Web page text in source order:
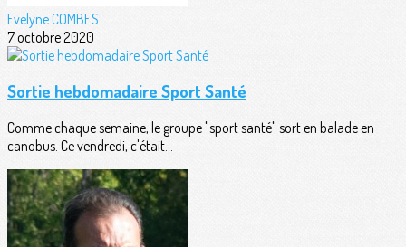
Evelyne COMBES
7 octobre 2020
Sortie hebdomadaire Sport Santé
Comme chaque semaine, le groupe "sport santé" sort en balade en
canobus. Ce vendredi, c'était...